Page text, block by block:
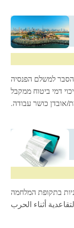
הסבר למשלם הפנסיה
וניכוי דמי ביטוח ממקבל
אובדן כושר עבודה.
בתקופת המלחמה
أثناء الحرب